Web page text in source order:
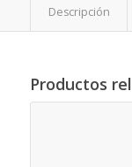
Descripción
Productos